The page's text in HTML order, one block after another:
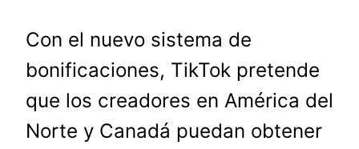
Con el nuevo sistema de
bonificaciones, TikTok pretende
que los creadores en América del
Norte y Canadá puedan obtener